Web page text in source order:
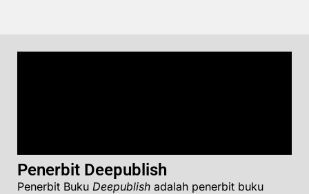
Penerbit Deepublish
Penerbit Buku Deepublish adalah penerbit buku